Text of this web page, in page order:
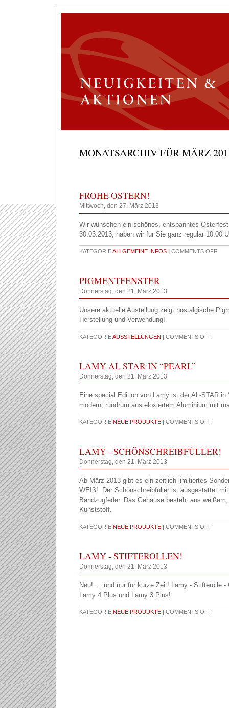
MONATSARCHIV FÜR MÄRZ
FROHE OSTERN!
Mittwoch, den 27. März 2013
Wir wünschen ein schönes, entspanntes
30.03.2013, haben wir für Sie ganz regulär 10.00
KATEGORIEALLGEMEINE INFOS | COMMENTS OFF
PIGMENTFENSTER
Donnerstag, den 21. März 2013
Unsere aktuelle Austellung zeigt nostalgische
Herstellung und Verwendung!
KATEGORIEAUSSTELLUNGEN | COMMENTS OFF
LAMY AL STAR IN “PEARL”
Donnerstag, den 21. März 2013
Eine special Edition von Lamy ist der AL-STAR in
modern, rundrum aus eloxiertem Aluminium mit
KATEGORIE NEUE PRODUKTE | COMMENTS OFF
LAMY - SCHÖNSCHREIBFÜLLER!
Donnerstag, den 21. März 2013
Ab März 2013 gibt es ein zeitlich limitiertes
WEIß! Der Schönschreibfüller ist ausgestattet
Bandzugfeder. Das Gehäuse besteht aus
Kunststoff.
KATEGORIE NEUE PRODUKTE | COMMENTS OFF
LAMY - STIFTEROLLEN!
Donnerstag, den 21. März 2013
Neu! ….und nur für kurze Zeit! Lamy - Stifterolle -
Lamy 4 Plus und Lamy 3 Plus!
KATEGORIE NEUE PRODUKTE | COMMENTS OFF